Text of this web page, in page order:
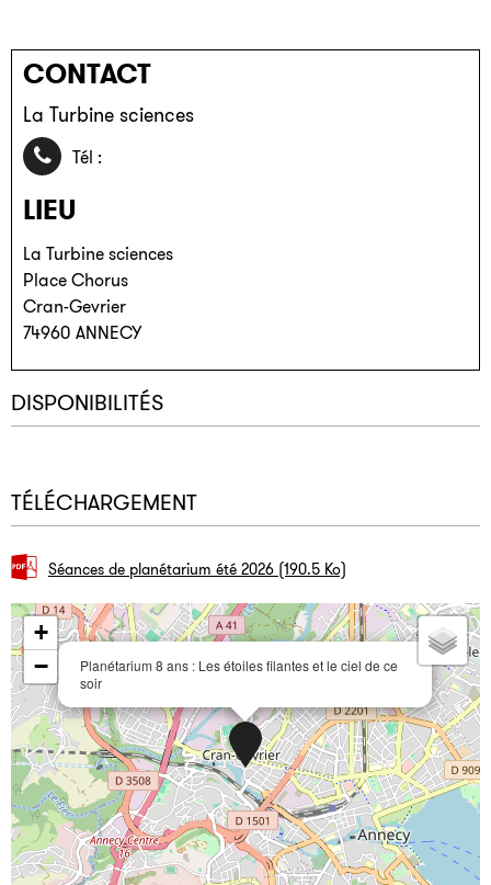
CONTACT
La Turbine sciences
Tél :
LIEU
La Turbine sciences
Place Chorus
Cran-Gevrier
74960 ANNECY
DISPONIBILITÉS
TÉLÉCHARGEMENT
Séances de planétarium été 2026 (190.5 Ko)
Planétarium 8 ans : Les étoiles filantes et le ciel de ce
soir
+
−